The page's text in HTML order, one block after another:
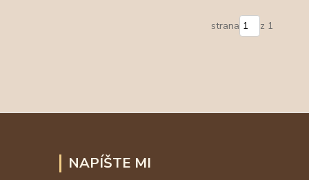
strana z 1
NAPÍŠTE MI